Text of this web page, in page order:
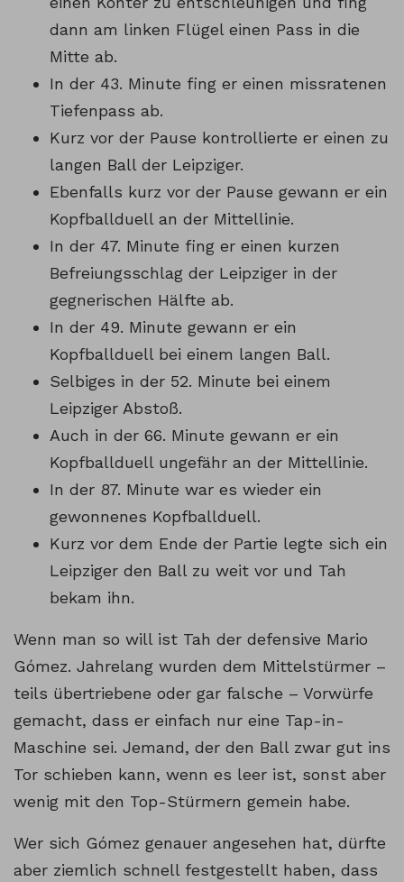
dann am linken Flügel einen Pass in die
Mitte ab.
In der 43. Minute fing er einen missratenen
Tiefenpass ab.
Kurz vor der Pause kontrollierte er einen zu
langen Ball der Leipziger.
Ebenfalls kurz vor der Pause gewann er ein
Kopfballduell an der Mittellinie.
In der 47. Minute fing er einen kurzen
Befreiungsschlag der Leipziger in der
gegnerischen Hälfte ab.
In der 49. Minute gewann er ein
Kopfballduell bei einem langen Ball.
Selbiges in der 52. Minute bei einem
Leipziger Abstoß.
Auch in der 66. Minute gewann er ein
Kopfballduell ungefähr an der Mittellinie.
In der 87. Minute war es wieder ein
gewonnenes Kopfballduell.
Kurz vor dem Ende der Partie legte sich ein
Leipziger den Ball zu weit vor und Tah
bekam ihn.
Wenn man so will ist Tah der defensive Mario
Gómez. Jahrelang wurden dem Mittelstürmer –
teils übertriebene oder gar falsche – Vorwürfe
gemacht, dass er einfach nur eine Tap-in-
Maschine sei. Jemand, der den Ball zwar gut ins
Tor schieben kann, wenn es leer ist, sonst aber
wenig mit den Top-Stürmern gemein habe.
Wer sich Gómez genauer angesehen hat, dürfte
aber ziemlich schnell festgestellt haben, dass